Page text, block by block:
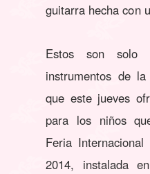
guitarra hecha con
Estos son solo
instrumentos de
que este jueves
para los niños
Feria
2014, instalada